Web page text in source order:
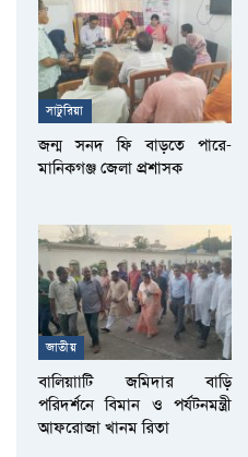
সাটুরিয়া
জন্ম সনদ ফি বাড়তে পারে-
মানিকগঞ্জ জেলা প্রশাসক
জাতীয়
বালিয়াাটি জমিদার বাড়ি
পরিদর্শনে বিমান ও পর্যটনমন্ত্রী
আফরোজা খানম রিতা